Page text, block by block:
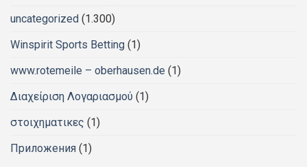
uncategorized (1.300)
Winspirit Sports Betting (1)
www.rotemeile – oberhausen.de (1)
Διαχείριση Λογαριασμού (1)
στοιχηματικες (1)
Приложения (1)